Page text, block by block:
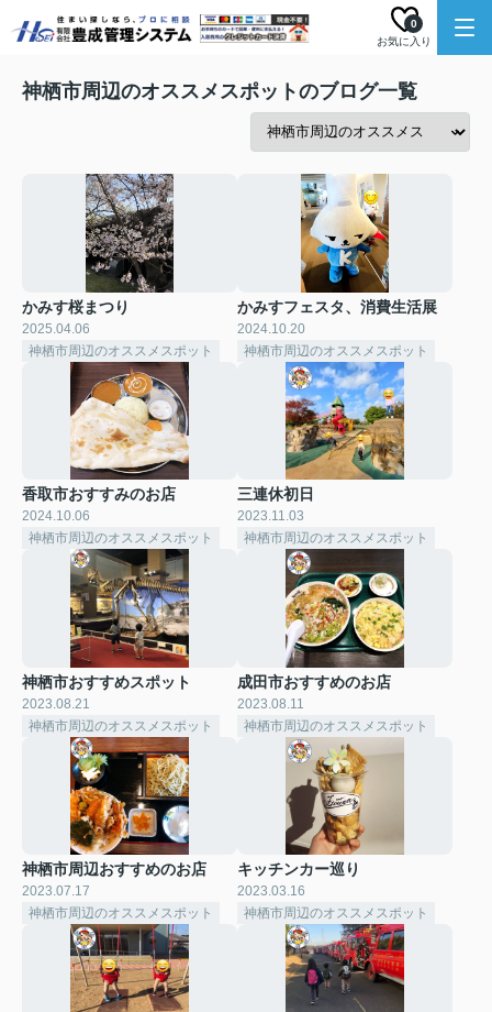
お気に入り
0
神栖市周辺のオススメスポットのブログ一覧
かみす桜まつり
2025.04.06
神栖市周辺のオススメスポット
かみすフェスタ、消費生活展
2024.10.20
神栖市周辺のオススメスポット
香取市おすすみのお店
2024.10.06
神栖市周辺のオススメスポット
三連休初日
2023.11.03
神栖市周辺のオススメスポット
神栖市おすすめスポット
2023.08.21
神栖市周辺のオススメスポット
成田市おすすめのお店
2023.08.11
神栖市周辺のオススメスポット
神栖市周辺おすすめのお店
2023.07.17
神栖市周辺のオススメスポット
キッチンカー巡り
2023.03.16
神栖市周辺のオススメスポット